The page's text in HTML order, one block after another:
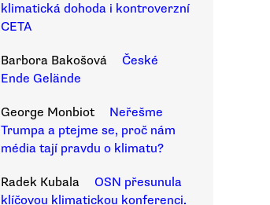
klimatická dohoda i kontroverzní
CETA
Barbora Bakošová
České
Ende Gelände
George Monbiot
Neřešme
Trumpa a ptejme se, proč nám
média tají pravdu o klimatu?
Radek Kubala
OSN přesunula
klíčovou klimatickou konferenci.